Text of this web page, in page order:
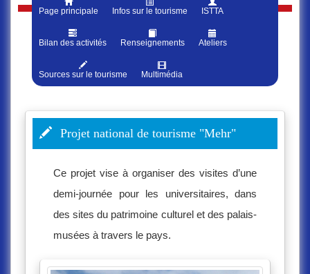
Page principale Infos sur le tourisme ISTTA
Bilan des activités Renseignements Ateliers
Sources sur le tourisme Multimédia
Projet national de tourisme "Mehr"
Ce projet vise à organiser des visites d’une
demi-journée pour les universitaires, dans
des sites du patrimoine culturel et des palais-
musées à travers le pays.